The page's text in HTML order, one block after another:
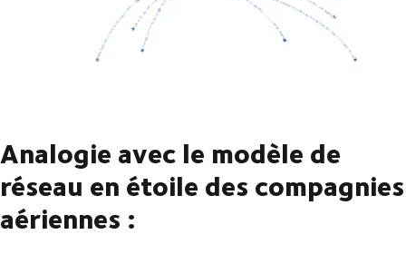
Analogie avec le modèle de
réseau en étoile des compagnies
aériennes :